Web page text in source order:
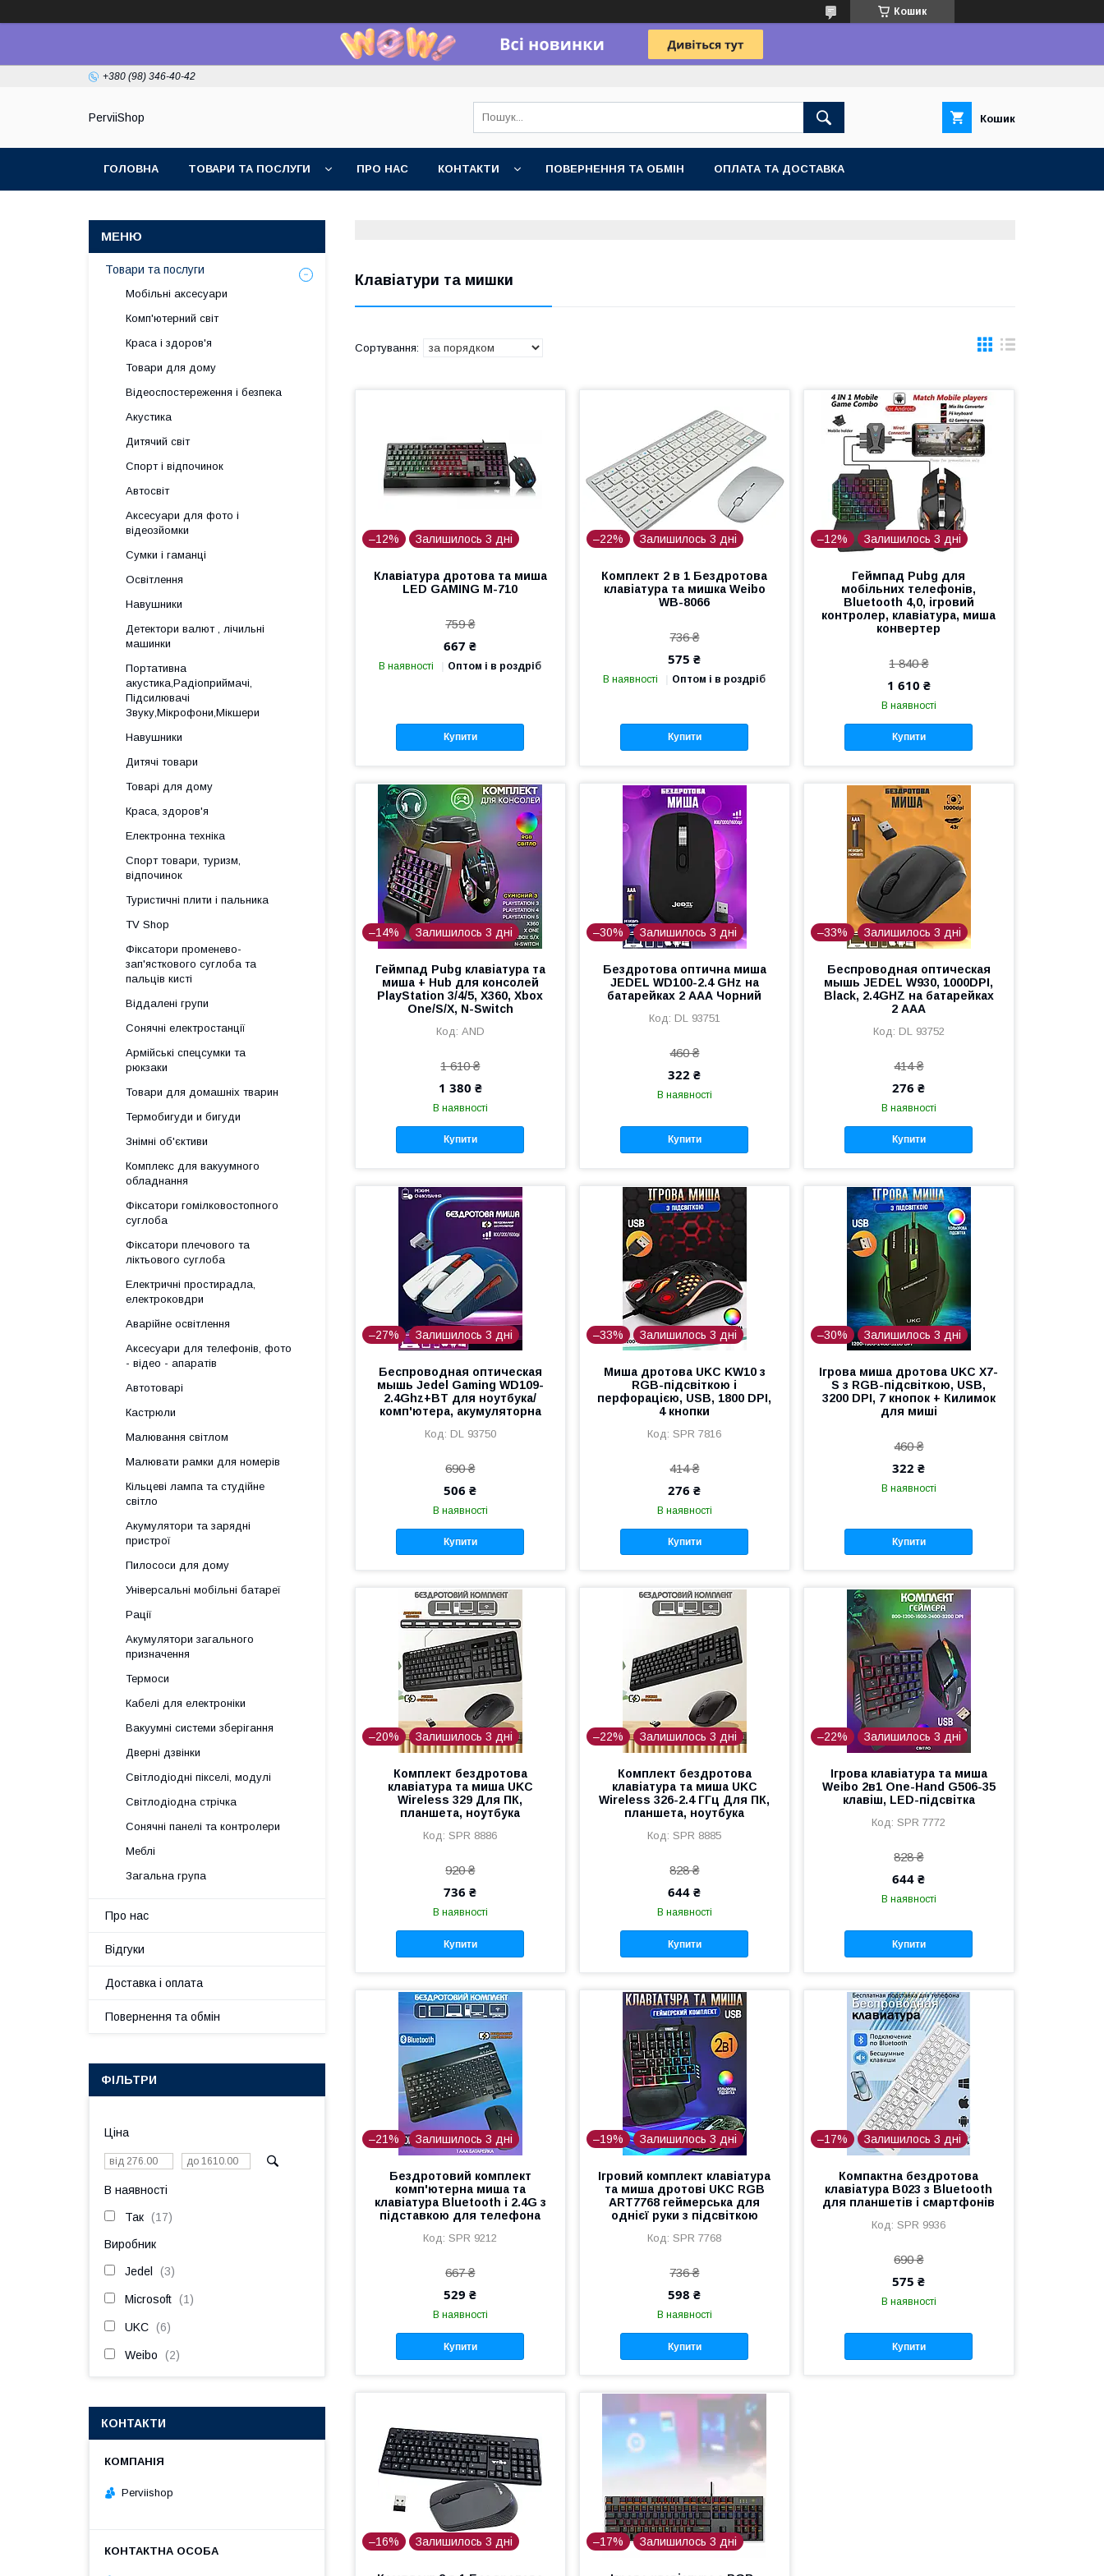
Кошик
+380 (98) 346-40-42
PerviiShop Кошик
ГОЛОВНА ТОВАРИ ТА ПОСЛУГИ ПРО НАС КОНТАКТИ ПОВЕРНЕННЯ ТА ОБМІН ОПЛАТА ТА ДОСТАВКА
Клавіатури та мишки
–12% Залишилось 3 дні
Клавіатура дротова та миша
LED GAMING М-710
759 ₴
667 ₴
В наявності Оптом і в роздріб
Купити
–22% Залишилось 3 дні
Комплект 2 в 1 Бездротова
клавіатура та мишка Weibo
WB-8066
736 ₴
575 ₴
В наявності Оптом і в роздріб
Купити
–12% Залишилось 3 дні
Геймпад Pubg для
мобільних телефонів,
Bluetooth 4,0, ігровий
контролер, клавіатура, миша
конвертер
1 840 ₴
1 610 ₴
В наявності
Купити
–14% Залишилось 3 дні
Геймпад Pubg клавіатура та
миша + Hub для консолей
PlayStation 3/4/5, X360, Xbox
One/S/X, N-Switch
AND
1 610 ₴
1 380 ₴
В наявності
Купити
–30% Залишилось 3 дні
Бездротова оптична миша
JEDEL WD100-2.4 GHz на
батарейках 2 ААА Чорний
DL 93751
460 ₴
322 ₴
В наявності
Купити
–33% Залишилось 3 дні
Беспроводная оптическая
мышь JEDEL W930, 1000DPI,
Black, 2.4GHZ на батарейках
2 ААА
DL 93752
414 ₴
276 ₴
В наявності
Купити
–27% Залишилось 3 дні
Беспроводная оптическая
мышь Jedel Gaming WD109-
2.4Ghz+BT для ноутбука/
комп'ютера, акумуляторна
DL 93750
690 ₴
506 ₴
В наявності
Купити
–33% Залишилось 3 дні
Миша дротова UKC KW10 з
RGB-підсвіткою і
перфорацією, USB, 1800 DPI,
4 кнопки
SPR 7816
414 ₴
276 ₴
В наявності
Купити
–30% Залишилось 3 дні
Ігрова миша дротова UKC X7-
S з RGB-підсвіткою, USB,
3200 DPI, 7 кнопок + Килимок
для миші
460 ₴
322 ₴
В наявності
Купити
–20% Залишилось 3 дні
Комплект бездротова
клавіатура та миша UKC
Wireless 329 Для ПК,
планшета, ноутбука
SPR 8886
920 ₴
736 ₴
В наявності
Купити
–22% Залишилось 3 дні
Комплект бездротова
клавіатура та миша UKC
Wireless 326-2.4 ГГц Для ПК,
планшета, ноутбука
SPR 8885
828 ₴
644 ₴
В наявності
Купити
–22% Залишилось 3 дні
Ігрова клавіатура та миша
Weibo 2в1 One-Hand G506-35
клавіш, LED-підсвітка
SPR 7772
828 ₴
644 ₴
В наявності
Купити
–21% Залишилось 3 дні
Бездротовий комплект
комп'ютерна миша та
клавіатура Bluetooth і 2.4G з
підставкою для телефона
SPR 9212
667 ₴
529 ₴
В наявності
Купити
–19% Залишилось 3 дні
Ігровий комплект клавіатура
та миша дротові UKC RGB
ART7768 геймерська для
однієї руки з підсвіткою
SPR 7768
736 ₴
598 ₴
В наявності
Купити
–17% Залишилось 3 дні
Компактна бездротова
клавіатура B023 з Bluetooth
для планшетів і смартфонів
SPR 9936
690 ₴
575 ₴
В наявності
Купити
–16% Залишилось 3 дні –17% Залишилось 3 дні
Товари та послуги
Мобільні аксесуари
Комп'ютерний світ
Краса і здоров'я
Товари для дому
Відеоспостереження і безпека
Акустика
Дитячий світ
Спорт і відпочинок
Автосвіт
Аксесуари для фото і
відеозйомки
Сумки і гаманці
Освітлення
Навушники
Детектори валют , лічильні
машинки
Портативна
акустика,Радіоприймачі,
Підсилювачі
Звуку,Мікрофони,Мікшери
Навушники
Дитячі товари
Товарі для дому
Краса, здоров'я
Електронна техніка
Спорт товари, туризм,
відпочинок
Туристичні плити і пальника
TV Shop
Фіксатори променево-
зап'ясткового суглоба та
пальців кисті
Віддалені групи
Сонячні електростанції
Армійські спецсумки та
рюкзаки
Товари для домашніх тварин
Термобигуди и бигуди
Знімні об'єктиви
Комплекс для вакуумного
обладнання
Фіксатори гомілковостопного
суглоба
Фіксатори плечового та
ліктьового суглоба
Електричні простирадла,
електроковдри
Аварійне освітлення
Аксесуари для телефонів, фото
- відео - апаратів
Автотоварі
Кастрюли
Малювання світлом
Малювати рамки для номерів
Кільцеві лампа та студійне
світло
Акумулятори та зарядні
пристрої
Пилососи для дому
Універсальні мобільні батареї
Рації
Акумулятори загального
призначення
Термоси
Кабелі для електроніки
Вакуумні системи зберігання
Дверні дзвінки
Світлодіодні пікселі, модулі
Світлодіодна стрічка
Сонячні панелі та контролери
Меблі
Загальна група
Про нас
Відгуки
Доставка і оплата
Повернення та обмін
ФІЛЬТРИ
Ціна
В наявності
Так 17
Виробник
Jedel 3
Microsoft 1
UKC 6
Weibo 2
КОНТАКТИ
Perviishop